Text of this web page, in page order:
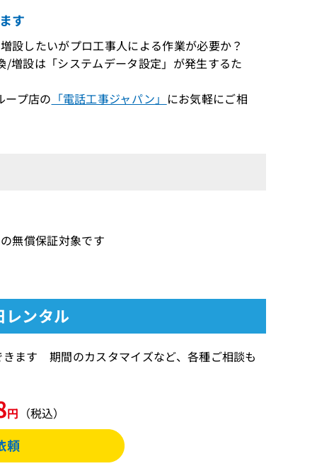
す
したいがプロ工事人による作業が必要か？
設は「システムデータ設定」が発生するた
ープ店の 「電話工事ジャパン」 にお気軽にご相
無償保証対象です
ンタル
ます 期間のカスタマイズなど、各種ご相談も
円 （税込）